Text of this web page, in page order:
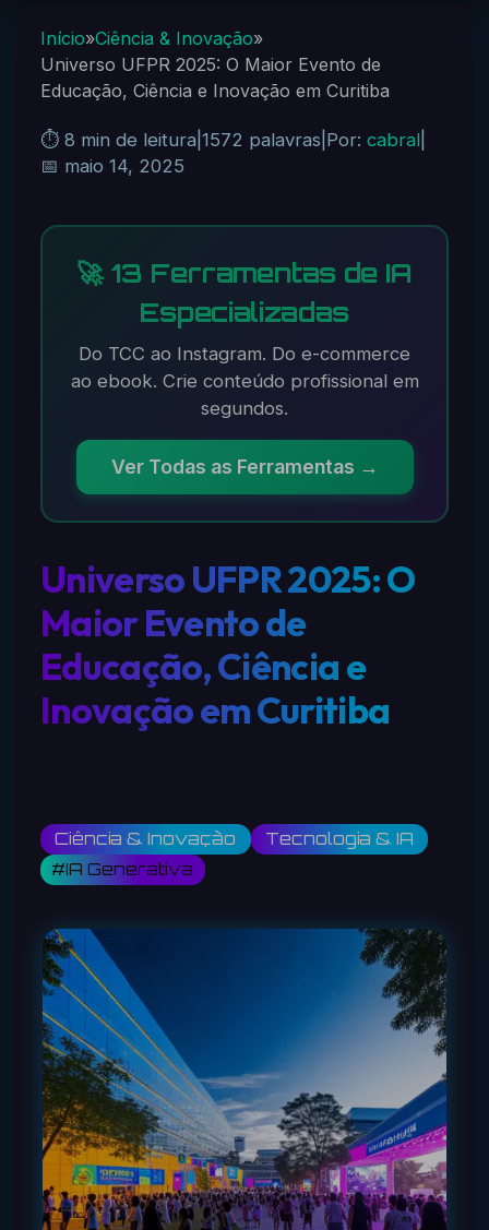
Início»Ciência & Inovação»
Universo UFPR 2025: O Maior Evento de
Educação, Ciência e Inovação em Curitiba
⏱️ 8 min de leitura 1572 palavras Por: cabral|
📅 maio 14, 2025
🚀 13 Ferramentas de IA
Especializadas
Do TCC ao Instagram. Do e-commerce
ao ebook. Crie conteúdo profissional em
segundos.
Ver Todas as Ferramentas →
Universo UFPR 2025: O
Maior Evento de
Educação, Ciência e
Inovação em Curitiba
Ciência & Inovação Tecnologia & IA
#IA Generativa